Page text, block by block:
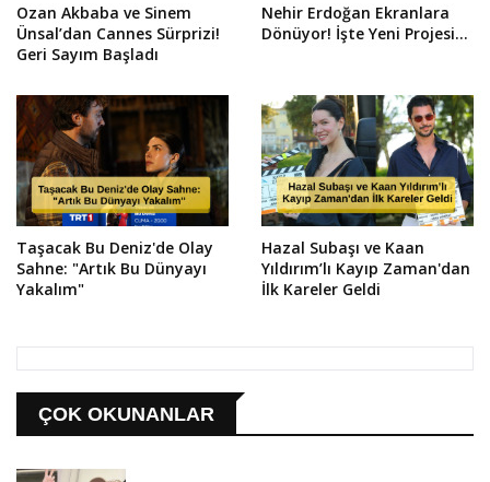
Ozan Akbaba ve Sinem
Ünsal’dan Cannes Sürprizi!
Geri Sayım Başladı
Nehir Erdoğan Ekranlara
Dönüyor! İşte Yeni Projesi...
Taşacak Bu Deniz'de Olay
Sahne: "Artık Bu Dünyayı
Yakalım"
Hazal Subaşı ve Kaan
Yıldırım’lı Kayıp Zaman'dan
İlk Kareler Geldi
ÇOK OKUNANLAR